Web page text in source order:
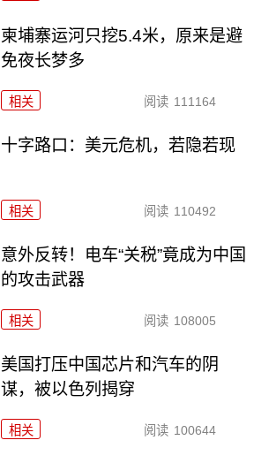
柬埔寨运河只挖5.4米，原来是避
免夜长梦多
相关 阅读 111164
十字路口：美元危机，若隐若现
相关 阅读 110492
意外反转！电车“关税”竟成为中国
的攻击武器
相关 阅读 108005
美国打压中国芯片和汽车的阴
谋，被以色列揭穿
相关 阅读 100644